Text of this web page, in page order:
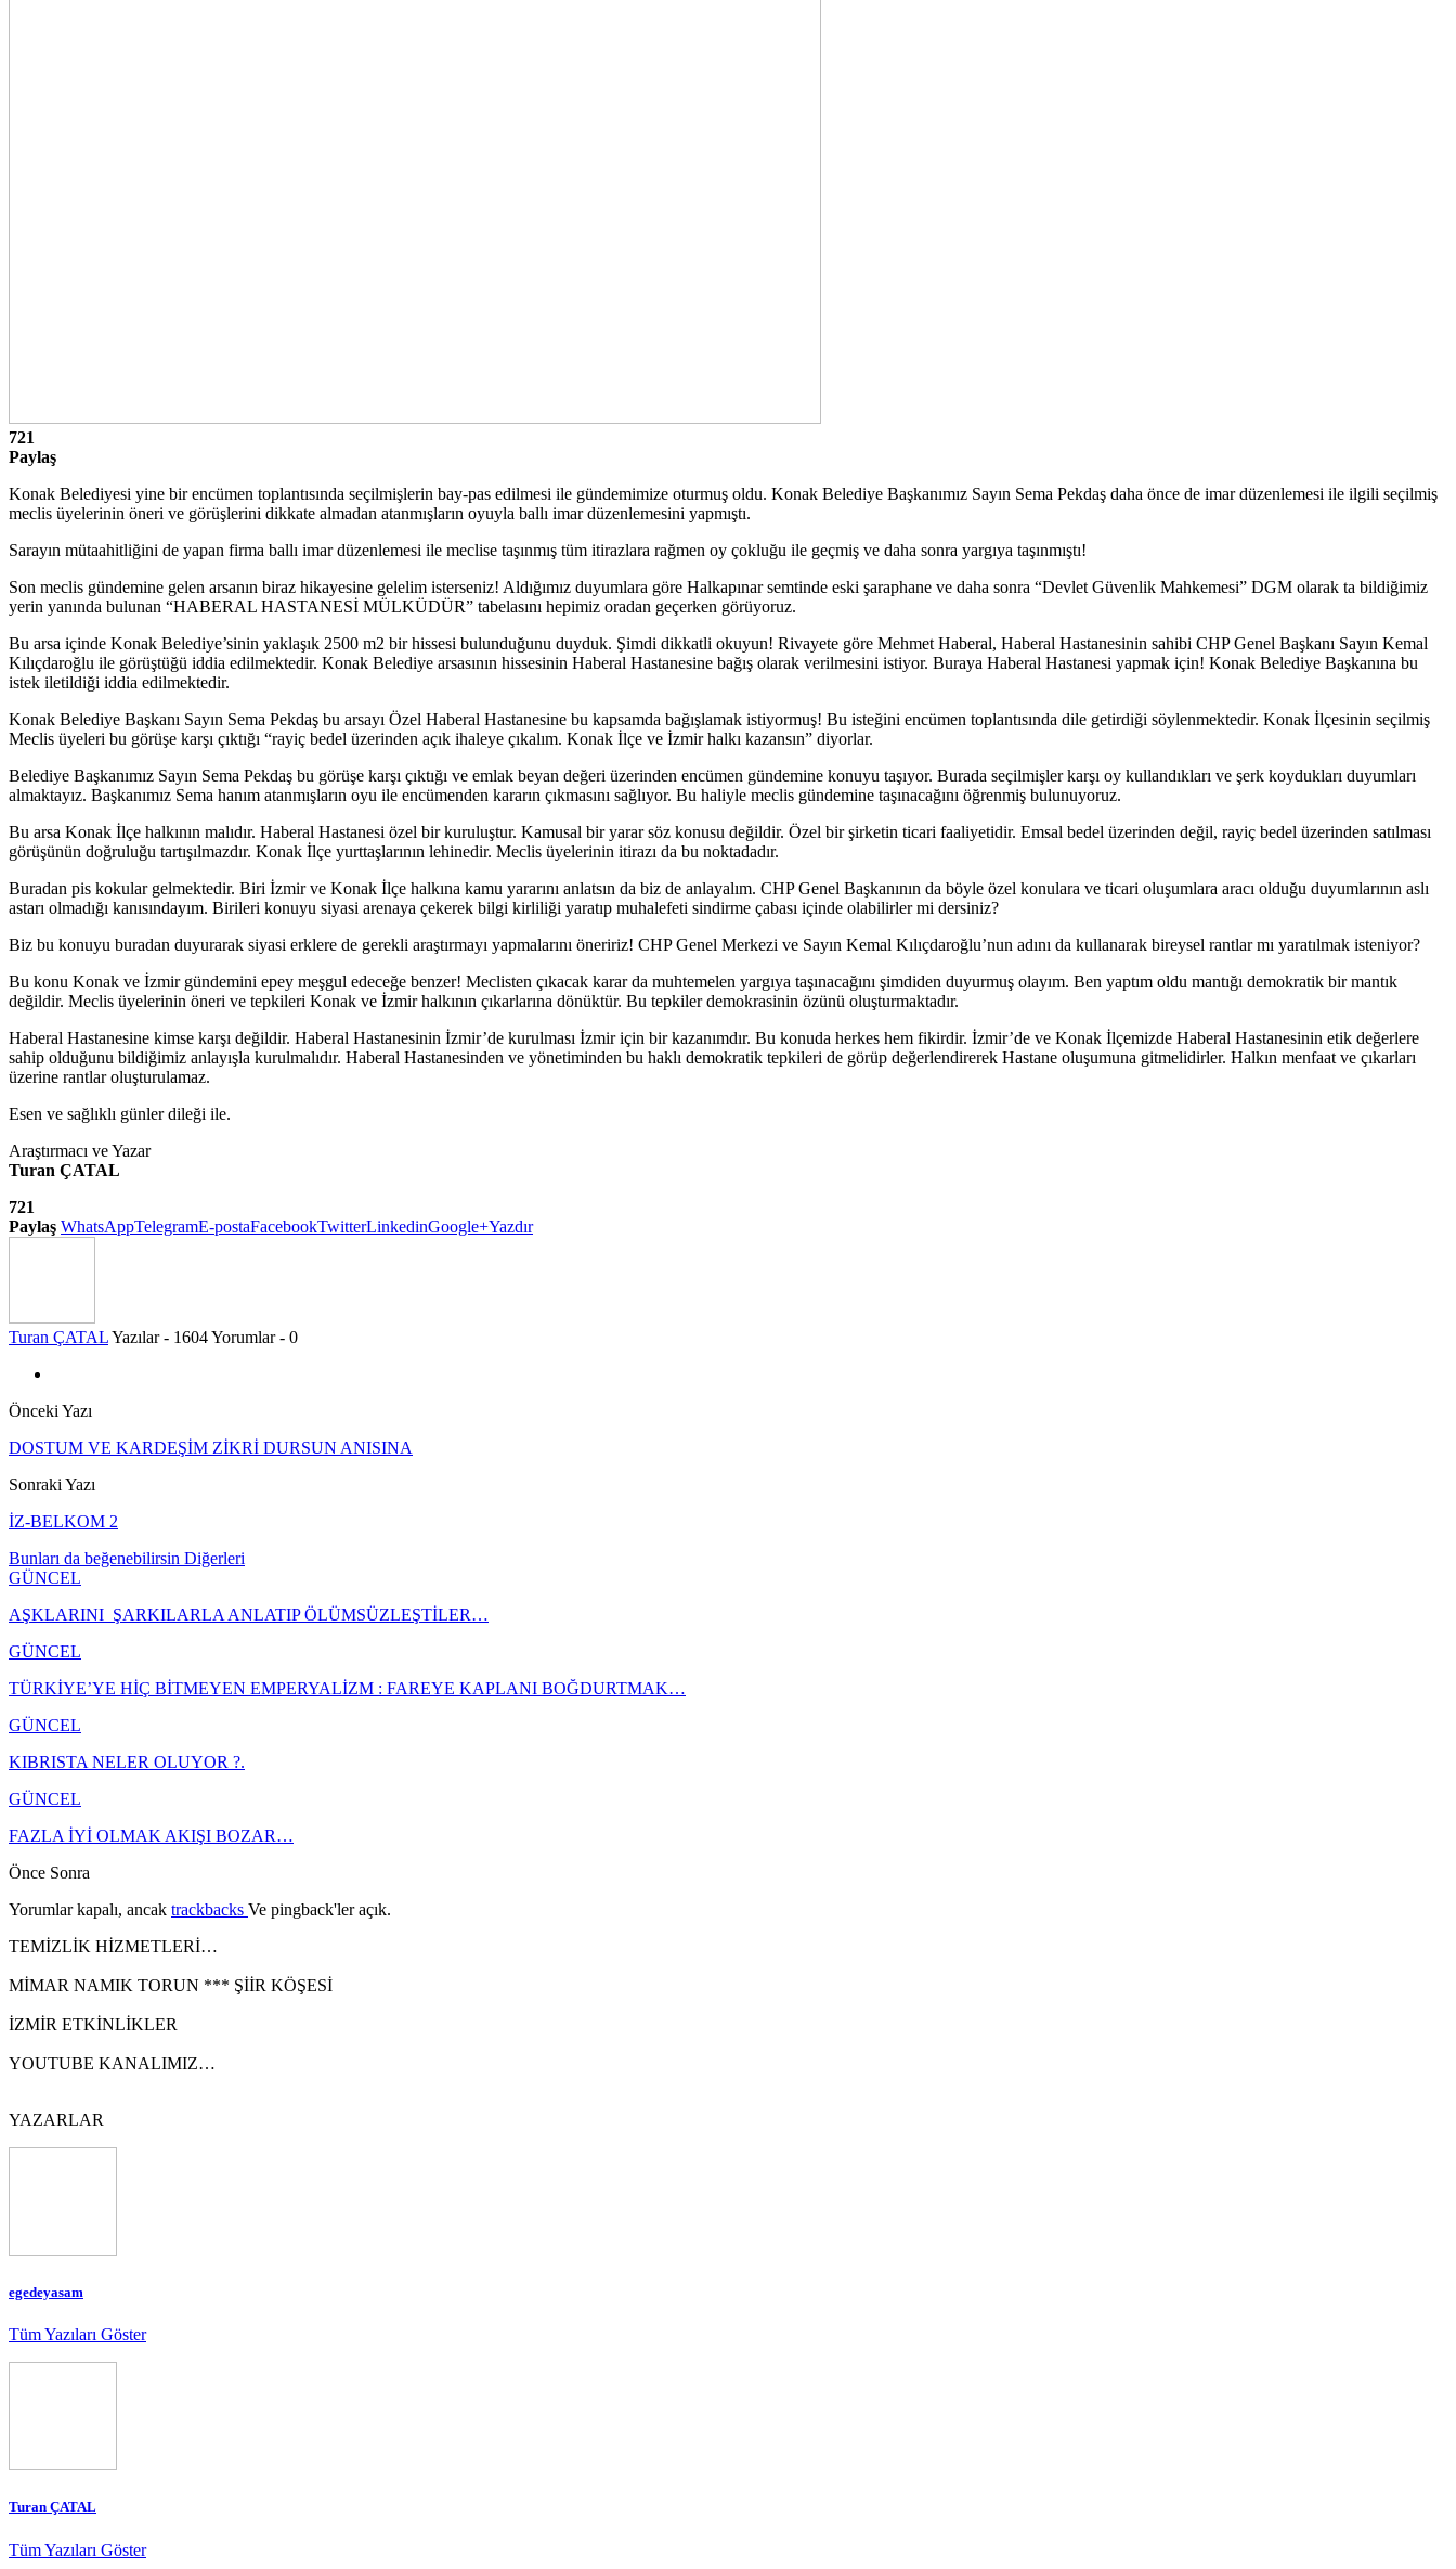
721
Paylaş
Konak Belediyesi yine bir encümen toplantısında seçilmişlerin bay-pas edilmesi ile gündemimize oturmuş oldu. Konak Belediye Başkanımız Sayın Sema Pekdaş daha önce de imar düzenlemesi ile ilgili seçilmiş
meclis üyelerinin öneri ve görüşlerini dikkate almadan atanmışların oyuyla ballı imar düzenlemesini yapmıştı.
Sarayın mütaahitliğini de yapan firma ballı imar düzenlemesi ile meclise taşınmış tüm itirazlara rağmen oy çokluğu ile geçmiş ve daha sonra yargıya taşınmıştı!
Son meclis gündemine gelen arsanın biraz hikayesine gelelim isterseniz! Aldığımız duyumlara göre Halkapınar semtinde eski şaraphane ve daha sonra “Devlet Güvenlik Mahkemesi” DGM olarak ta bildiğimiz
yerin yanında bulunan “HABERAL HASTANESİ MÜLKÜDÜR” tabelasını hepimiz oradan geçerken görüyoruz.
Bu arsa içinde Konak Belediye’sinin yaklaşık 2500 m2 bir hissesi bulunduğunu duyduk. Şimdi dikkatli okuyun! Rivayete göre Mehmet Haberal, Haberal Hastanesinin sahibi CHP Genel Başkanı Sayın Kemal
Kılıçdaroğlu ile görüştüğü iddia edilmektedir. Konak Belediye arsasının hissesinin Haberal Hastanesine bağış olarak verilmesini istiyor. Buraya Haberal Hastanesi yapmak için! Konak Belediye Başkanına bu
istek iletildiği iddia edilmektedir.
Konak Belediye Başkanı Sayın Sema Pekdaş bu arsayı Özel Haberal Hastanesine bu kapsamda bağışlamak istiyormuş! Bu isteğini encümen toplantısında dile getirdiği söylenmektedir. Konak İlçesinin seçilmiş
Meclis üyeleri bu görüşe karşı çıktığı “rayiç bedel üzerinden açık ihaleye çıkalım. Konak İlçe ve İzmir halkı kazansın” diyorlar.
Belediye Başkanımız Sayın Sema Pekdaş bu görüşe karşı çıktığı ve emlak beyan değeri üzerinden encümen gündemine konuyu taşıyor. Burada seçilmişler karşı oy kullandıkları ve şerk koydukları duyumları
almaktayız. Başkanımız Sema hanım atanmışların oyu ile encümenden kararın çıkmasını sağlıyor. Bu haliyle meclis gündemine taşınacağını öğrenmiş bulunuyoruz.
Bu arsa Konak İlçe halkının malıdır. Haberal Hastanesi özel bir kuruluştur. Kamusal bir yarar söz konusu değildir. Özel bir şirketin ticari faaliyetidir. Emsal bedel üzerinden değil, rayiç bedel üzerinden satılması
görüşünün doğruluğu tartışılmazdır. Konak İlçe yurttaşlarının lehinedir. Meclis üyelerinin itirazı da bu noktadadır.
Buradan pis kokular gelmektedir. Biri İzmir ve Konak İlçe halkına kamu yararını anlatsın da biz de anlayalım. CHP Genel Başkanının da böyle özel konulara ve ticari oluşumlara aracı olduğu duyumlarının aslı
astarı olmadığı kanısındayım. Birileri konuyu siyasi arenaya çekerek bilgi kirliliği yaratıp muhalefeti sindirme çabası içinde olabilirler mi dersiniz?
Biz bu konuyu buradan duyurarak siyasi erklere de gerekli araştırmayı yapmalarını öneririz! CHP Genel Merkezi ve Sayın Kemal Kılıçdaroğlu’nun adını da kullanarak bireysel rantlar mı yaratılmak isteniyor?
Bu konu Konak ve İzmir gündemini epey meşgul edeceğe benzer! Meclisten çıkacak karar da muhtemelen yargıya taşınacağını şimdiden duyurmuş olayım. Ben yaptım oldu mantığı demokratik bir mantık
değildir. Meclis üyelerinin öneri ve tepkileri Konak ve İzmir halkının çıkarlarına dönüktür. Bu tepkiler demokrasinin özünü oluşturmaktadır.
Haberal Hastanesine kimse karşı değildir. Haberal Hastanesinin İzmir’de kurulması İzmir için bir kazanımdır. Bu konuda herkes hem fikirdir. İzmir’de ve Konak İlçemizde Haberal Hastanesinin etik değerlere
sahip olduğunu bildiğimiz anlayışla kurulmalıdır. Haberal Hastanesinden ve yönetiminden bu haklı demokratik tepkileri de görüp değerlendirerek Hastane oluşumuna gitmelidirler. Halkın menfaat ve çıkarları
üzerine rantlar oluşturulamaz.
Esen ve sağlıklı günler dileği ile.
Araştırmacı ve Yazar
Turan ÇATAL
721
Paylaş WhatsAppTelegramE-postaFacebookTwitterLinkedinGoogle+Yazdır
Turan ÇATALYazılar - 1604Yorumlar - 0
Önceki Yazı
DOSTUM VE KARDEŞİM ZİKRİ DURSUN ANISINA
Sonraki Yazı
İZ-BELKOM 2
Bunları da beğenebilirsin Diğerleri
GÜNCEL
AŞKLARINI ŞARKILARLA ANLATIP ÖLÜMSÜZLEŞTİLER…
GÜNCEL
TÜRKİYE’YE HİÇ BİTMEYEN EMPERYALİZM : FAREYE KAPLANI BOĞDURTMAK…
GÜNCEL
KIBRISTA NELER OLUYOR ?.
GÜNCEL
FAZLA İYİ OLMAK AKIŞI BOZAR…
Önce Sonra
Yorumlar kapalı, ancak trackbacks Ve pingback'ler açık.
TEMİZLİK HİZMETLERİ…
MİMAR NAMIK TORUN *** ŞİİR KÖŞESİ
İZMİR ETKİNLİKLER
YOUTUBE KANALIMIZ…
YAZARLAR
egedeyasam
Tüm Yazıları Göster
Turan ÇATAL
Tüm Yazıları Göster